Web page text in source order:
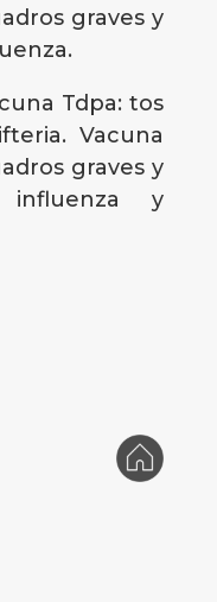
graves y
Tdpa: tos
Vacuna
graves y
influenza y